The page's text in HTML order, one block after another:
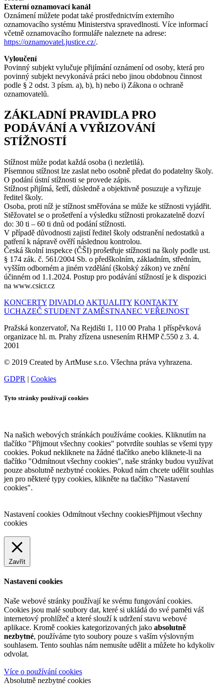
Externí oznamovací kanál
Oznámení můžete podat také prostřednictvím externího
oznamovacího systému Ministerstva spravedlnosti. Více informací
včetně oznamovacího formuláře naleznete na adrese:
https://oznamovatel.justice.cz/.
Vyloučení
Povinný subjekt vylučuje přijímání oznámení od osoby, která pro
povinný subjekt nevykonává práci nebo jinou obdobnou činnost
podle § 2 odst. 3 písm. a), b), h) nebo i) Zákona o ochraně
oznamovatelů.
ZÁKLADNÍ PRAVIDLA PRO
PODÁVÁNÍ A VYŘIZOVÁNÍ
STÍŽNOSTÍ
Stížnost může podat každá osoba (i nezletilá).
Písemnou stížnost lze zaslat nebo osobně předat do podatelny školy.
O podání ústní stížnosti se provede zápis.
Stížnost přijímá, šetří, důsledně a objektivně posuzuje a vyřizuje
ředitel školy.
Osoba, proti níž je stížnost směřována se může ke stížnosti vyjádřit.
Stěžovatel se o prošetření a výsledku stížnosti prokazatelně dozví
do: 30 ti – 60 ti dnů od podání stížnosti.
V případě důvodnosti zajistí ředitel školy odstranění nedostatků a
patření k nápravě ověří následnou kontrolou.
Česká školní inspekce (ČŠI) prošetřuje stížnosti na školy podle ust.
§ 174 zák. č. 561/2004 Sb. o předškolním, základním, středním,
vyšším odborném a jiném vzdělání (školský zákon) ve znění
účinném od 1.1.2024. Postup pro podávání stížností je k dispozici
na www.csicr.cz
KONCERTY DIVADLO AKTUALITY KONTAKTY
UCHAZEČ STUDENT ZAMĚSTNANEC VEŘEJNOST
Pražská konzervatoř, Na Rejdišti 1, 110 00 Praha 1 příspěvková
organizace hl. m. Prahy zřízena usnesením RHMP č.550 z 3. 4.
2001
© 2019 Created by ArtMuse s.r.o. Všechna práva vyhrazena.
GDPR | Cookies
Tyto stránky používají cookies
Na našich webových stránkách používáme cookies. Kliknutím na
tlačítko "Přijmout všechny cookies" potvrdíte souhlas se všemi typy
cookies. Pokud nekliknete na žádné tlačítko anebo kliknete-li na
tlačítko "Odmítnout všechny cookies", naše stránky budou využívat
pouze absolutně nezbytné cookies. Pokud nám chcete udělit souhlas
jen pro některé typy cookies, klikněte na tlačítko "Nastavení
cookies".
Nastavení cookies Odmítnout všechny cookiesPřijmout všechny
cookies
Zavřít
Nastavení cookies
Naše webové stránky používají ke svému fungování cookies.
Cookies jsou malé soubory dat, které si ukládá do své paměti váš
internetový prohlížeč a které slouží k udržení stavu webové
aplikace. Kromě cookies kategorizovaných jako absolutně
nezbytné, používáme tyto soubory pouze s vaším výslovným
souhlasem. Tento souhlas nám nemusíte udělit a můžete ho kdykoliv
odvolat.
Více o používání cookies
Absolutně nezbytné cookies